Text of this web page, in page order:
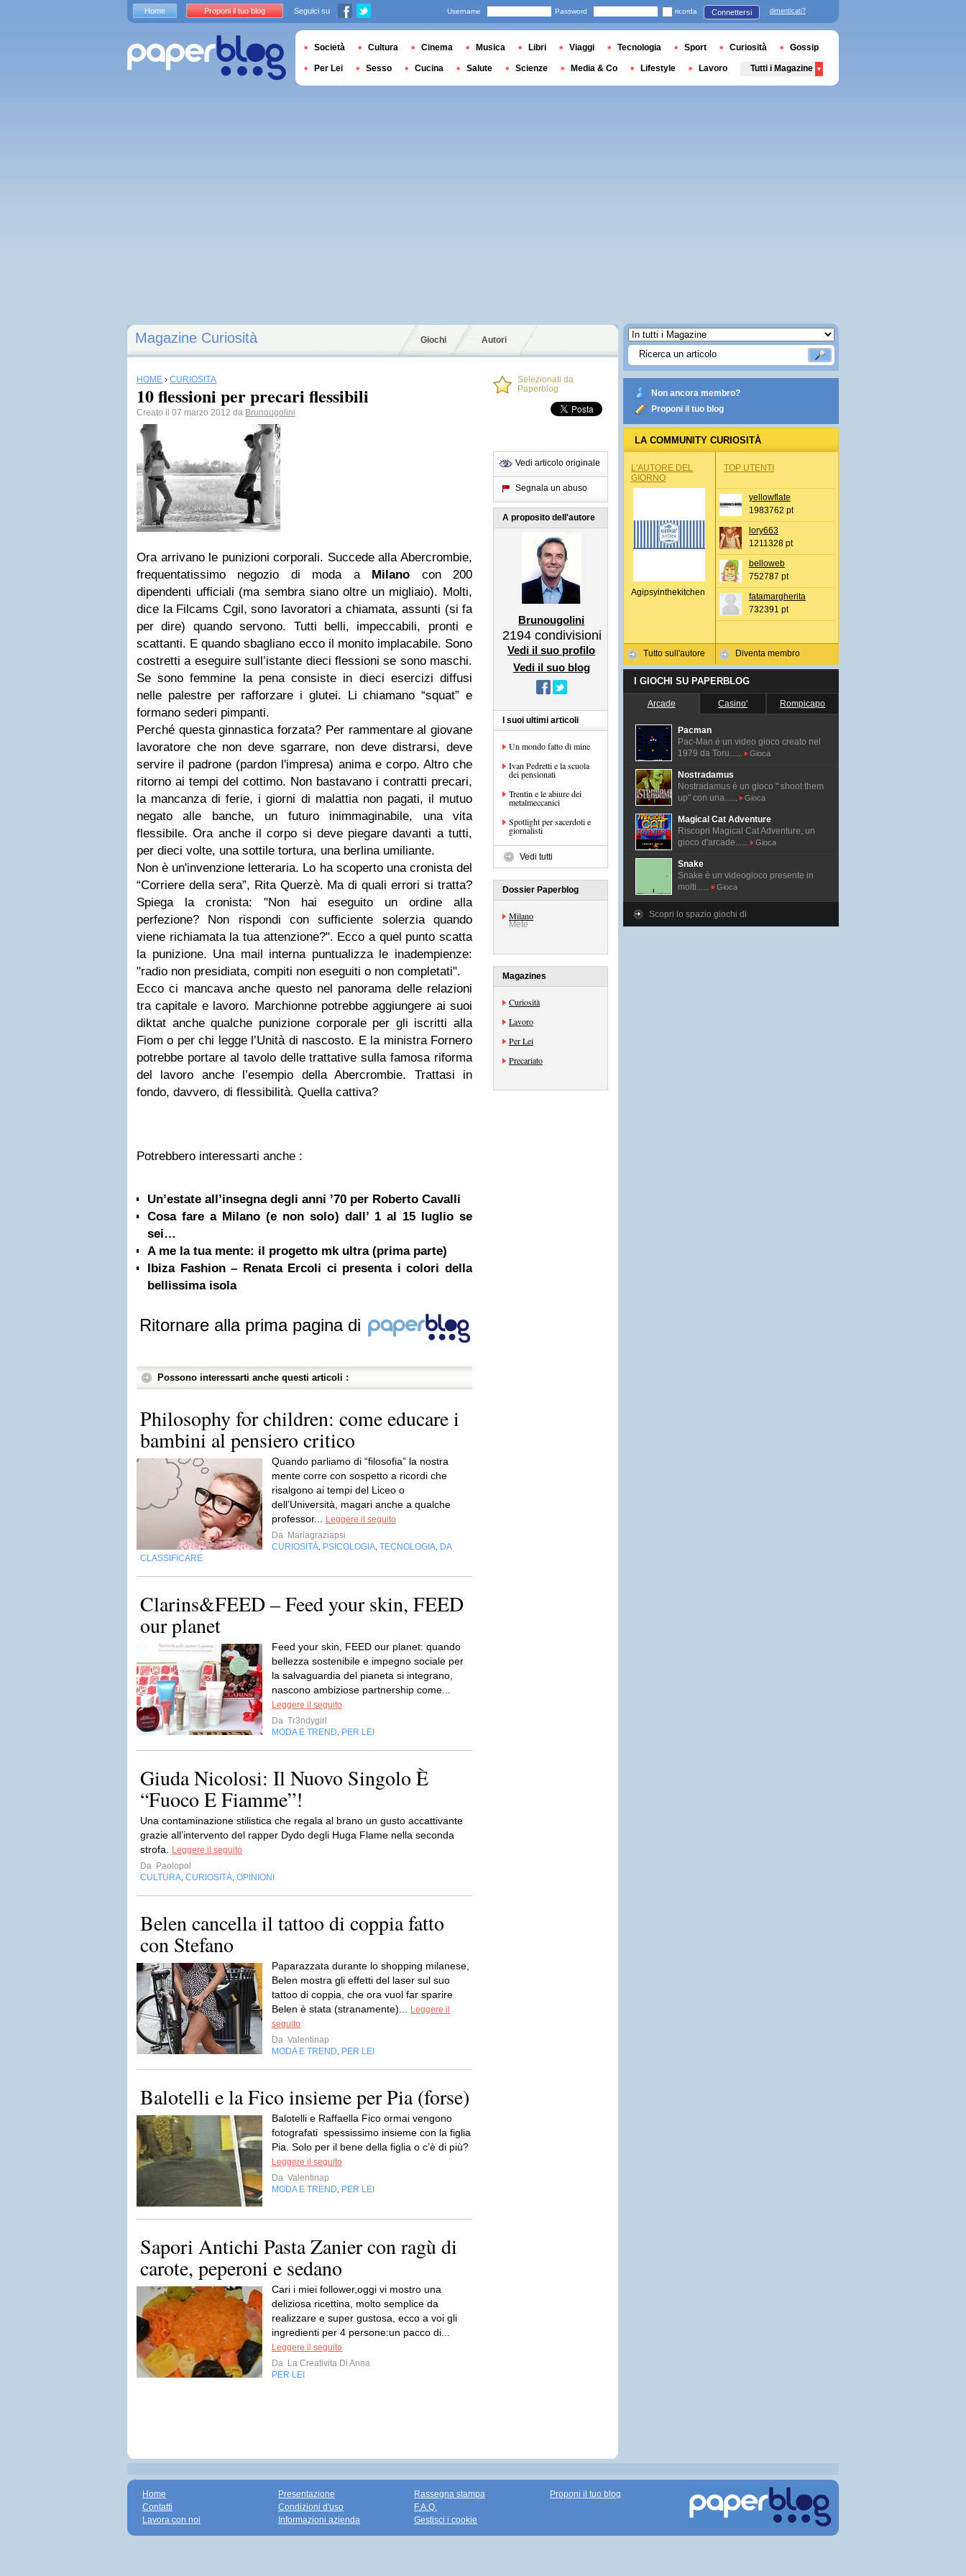
Magazine Curiosità Giochi Autori
HOME › CURIOSITÀ
10 flessioni per precari flessibili
Creato il 07 marzo 2012 da Brunougolini
Ora arrivano le punizioni corporali. Succede alla Abercrombie,
frequentatissimo negozio di moda a Milano con 200
dipendenti ufficiali (ma sembra siano oltre un migliaio). Molti,
dice la Filcams Cgil, sono lavoratori a chiamata, assunti (si fa
per dire) quando servono. Tutti belli, impeccabili, pronti e
scattanti. E quando sbagliano ecco il monito implacabile. Sono
costretti a eseguire sull’istante dieci flessioni se sono maschi.
Se sono femmine la pena consiste in dieci esercizi diffusi
nelle palestre per rafforzare i glutei. Li chiamano “squat” e
formano sederi pimpanti.
Perché questa ginnastica forzata? Per rammentare al giovane
lavoratore che non deve sgarrare, non deve distrarsi, deve
servire il padrone (pardon l'impresa) anima e corpo. Altro che
ritorno ai tempi del cottimo. Non bastavano i contratti precari,
la mancanza di ferie, i giorni di malattia non pagati, il mutuo
negato alle banche, un futuro inimmaginabile, una vita
flessibile. Ora anche il corpo si deve piegare davanti a tutti,
per dieci volte, una sottile tortura, una berlina umiliante.
Non è un'invenzione letteraria. Lo ha scoperto una cronista del
“Corriere della sera”, Rita Querzè. Ma di quali errori si tratta?
Spiega la cronista: "Non hai eseguito un ordine alla
perfezione? Non rispondi con sufficiente solerzia quando
viene richiamata la tua attenzione?". Ecco a quel punto scatta
la punizione. Una mail interna puntualizza le inadempienze:
"radio non presidiata, compiti non eseguiti o non completati".
Ecco ci mancava anche questo nel panorama delle relazioni
tra capitale e lavoro. Marchionne potrebbe aggiungere ai suoi
diktat anche qualche punizione corporale per gli iscritti alla
Fiom o per chi legge l’Unità di nascosto. E la ministra Fornero
potrebbe portare al tavolo delle trattative sulla famosa riforma
del lavoro anche l’esempio della Abercrombie. Trattasi in
fondo, davvero, di flessibilità. Quella cattiva?
Potrebbero interessarti anche :
Un’estate all’insegna degli anni ’70 per Roberto Cavalli
Cosa fare a Milano (e non solo) dall’ 1 al 15 luglio se
sei…
A me la tua mente: il progetto mk ultra (prima parte)
Ibiza Fashion – Renata Ercoli ci presenta i colori della
bellissima isola
Ritornare alla prima pagina di
Possono interessarti anche questi articoli :
Philosophy for children: come educare i
bambini al pensiero critico
Quando parliamo di “filosofia” la nostra
mente corre con sospetto a ricordi che
risalgono ai tempi del Liceo o
dell’Università, magari anche a qualche
professor...
Leggere il seguito
Da Mariagraziapsi
CURIOSITÀ PSICOLOGIA TECNOLOGIA DA
CLASSIFICARE
Clarins&FEED – Feed your skin, FEED
our planet
Feed your skin, FEED our planet: quando
bellezza sostenibile e impegno sociale per
la salvaguardia del pianeta si integrano,
nascono ambiziose partnership come...
Leggere il seguito
Da Tr3ndygirl
MODA E TREND
PER LEI
Giuda Nicolosi: Il Nuovo Singolo È
“Fuoco E Fiamme”!
Una contaminazione stilistica che regala al brano un gusto accattivante
grazie all’intervento del rapper Dydo degli Huga Flame nella seconda
strofa.
Leggere il seguito
Da Paolopol
CULTURA CURIOSITÀ OPINIONI
Belen cancella il tattoo di coppia fatto
con Stefano
Paparazzata durante lo shopping milanese,
Belen mostra gli effetti del laser sul suo
tattoo di coppia, che ora vuol far sparire
Belen è stata (stranamente)...
Leggere il
seguito
Da Valentinap
MODA E TREND
PER LEI
Balotelli e la Fico insieme per Pia (forse)
Balotelli e Raffaella Fico ormai vengono
fotografati spessissimo insieme con la figlia
Pia. Solo per il bene della figlia o c’è di più?
Leggere il seguito
Da Valentinap
MODA E TREND
PER LEI
Sapori Antichi Pasta Zanier con ragù di
carote, peperoni e sedano
Cari i miei follower,oggi vi mostro una
deliziosa ricettina, molto semplice da
realizzare e super gustosa, ecco a voi gli
ingredienti per 4 persone:un pacco di...
Leggere il seguito
Da La Creativita Di Anna
PER LEI
Selezionati da
Paperblog
Vedi articolo originale
Segnala un abuso
A proposito dell'autore
Brunougolini
2194 condivisioni
Vedi il suo profilo
Vedi il suo blog
I suoi ultimi articoli
Un mondo fatto di mine
Ivan Pedretti e la scuola
dei pensionati
Trentin e le abiure dei
metalmeccanici
Spotlight per sacerdoti e
giornalisti
Vedi tutti
Dossier Paperblog
Milano
Mete
Magazines
Curiosità
Lavoro
Per Lei
Precariato
Non ancora membro?
Proponi il tuo blog
LA COMMUNITY CURIOSITÀ
L'AUTORE DEL
GIORNO
Agipsyinthekitchen
Tutto sull'autore
TOP UTENTI
yellowflate
1983762 pt
lory663
1211328 pt
belloweb
752787 pt
fatamargherita
732391 pt
Diventa membro
I GIOCHI SU PAPERBLOG
Arcade Casino' Rompicapo
Pacman
Pac-Man é un video gioco creato nel
1979 da Toru......
Gioca
Nostradamus
Nostradamus è un gioco " shoot them
up" con una......
Gioca
Magical Cat Adventure
Riscopri Magical Cat Adventure, un
gioco d'arcade......
Gioca
Snake
Snake è un videogioco presente in
molti......
Gioca
Scopri lo spazio giochi di
Home Proponi il tuo blog Seguici su Username Password ricorda Connettersi dimenticati?
Società Cultura Cinema Musica Libri Viaggi Tecnologia Sport Curiosità Gossip
Per Lei Sesso Cucina Salute Scienze Media & Co Lifestyle Lavoro Tutti i Magazine
Home
Contatti
Lavora con noi
Presentazione
Condizioni d'uso
Informazioni azienda
Rassegna stampa
F.A.Q.
Gestisci i cookie
Proponi il tuo blog